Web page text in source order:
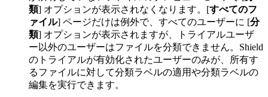
類] オプションが表示されなくなります。[すべてのフ
ァイル] ページだけは例外で、すべてのユーザーに [分
類] オプションが表示されますが、トライアルユーザ
ー以外のユーザーはファイルを分類できません。Shield
のトライアルが有効化されたユーザーのみが、所有す
るファイルに対して分類ラベルの適用や分類ラベルの
編集を実行できます。